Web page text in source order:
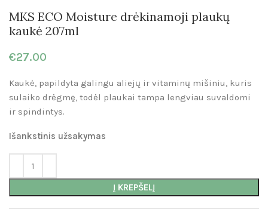
MKS ECO Moisture drėkinamoji plaukų
kaukė 207ml
€27.00
Kaukė, papildyta galingu aliejų ir vitaminų mišiniu, kuris
sulaiko drėgmę, todėl plaukai tampa lengviau suvaldomi
ir spindintys.
Išankstinis užsakymas
Į KREPŠELĮ